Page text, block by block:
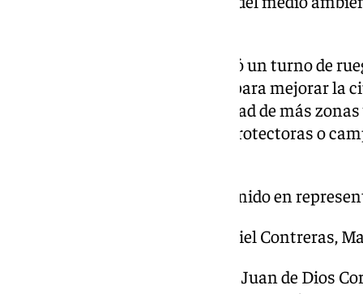
Tras las intervenciones, se abrió un turno de
escolares hicieron propuestas para mejorar la
infancia, destacando la necesidad de más
juego, medidas de tráfico más protectoras o
Los portavoces que han intervenido en
: Daniel Contreras,
: Juan de Dios